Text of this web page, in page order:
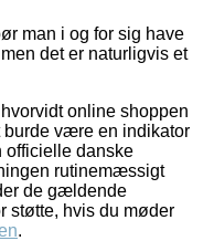
man i og for sig have
det er naturligvis et
online shoppen
burde være en indikator
officielle danske
rutinemæssigt
de gældende
støtte, hvis du møder
.